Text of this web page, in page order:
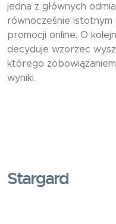
jedna z głównych
równocześnie istotnym
promocji online. O
decyduje wzorzec
którego
wyniki.
Stargard